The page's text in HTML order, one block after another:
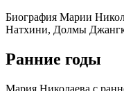
Биография Марии
Натхини, Долмы
Ранние годы
Мария Николаева с